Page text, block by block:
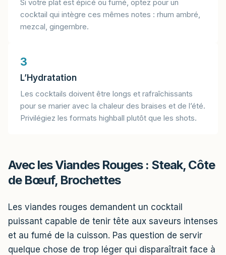
Si votre plat est épicé ou fumé, optez pour un
cocktail qui intègre ces mêmes notes : rhum ambré,
mezcal, gingembre.
3
L’Hydratation
Les cocktails doivent être longs et rafraîchissants
pour se marier avec la chaleur des braises et de l’été.
Privilégiez les formats highball plutôt que les shots.
Avec les Viandes Rouges : Steak, Côte
de Bœuf, Brochettes
Les viandes rouges demandent un cocktail
puissant capable de tenir tête aux saveurs intenses
et au fumé de la cuisson. Pas question de servir
quelque chose de trop léger qui disparaîtrait face à